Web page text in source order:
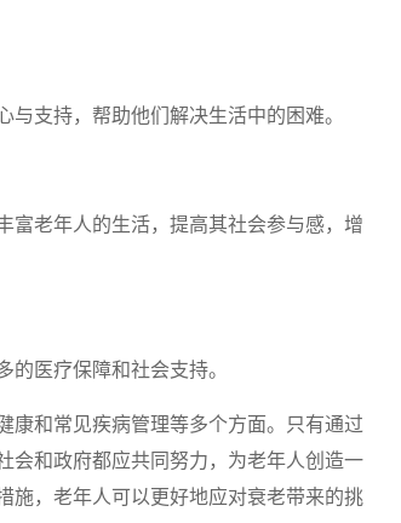
支持，帮助他们解决生活中的困难。
富老年人的生活，提高其社会参与感，增
医疗保障和社会支持。
康和常见疾病管理等多个方面。只有通过
会和政府都应共同努力，为老年人创造一
施，老年人可以更好地应对衰老带来的挑